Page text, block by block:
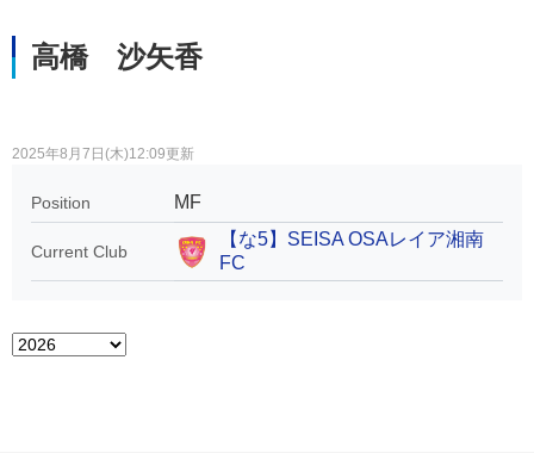
高橋 沙矢香
2025年8月7日(木)12:09更新
Position MF
Current Club
【な5】SEISA OSAレイア湘南
FC